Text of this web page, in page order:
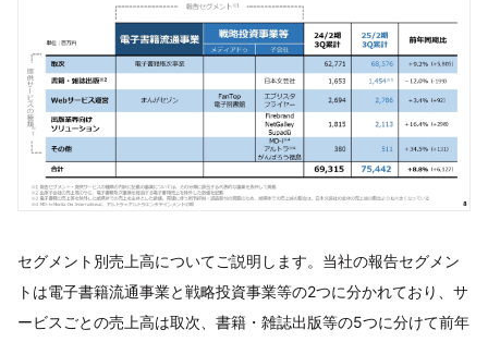
セグメント別売上高についてご説明します。当社の報告セグメン
トは電子書籍流通事業と戦略投資事業等の2つに分かれており、サ
ービスごとの売上高は取次、書籍・雑誌出版等の5つに分けて前年